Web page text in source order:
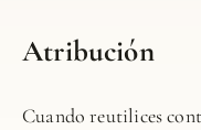
Atribución
Cuando reutilices